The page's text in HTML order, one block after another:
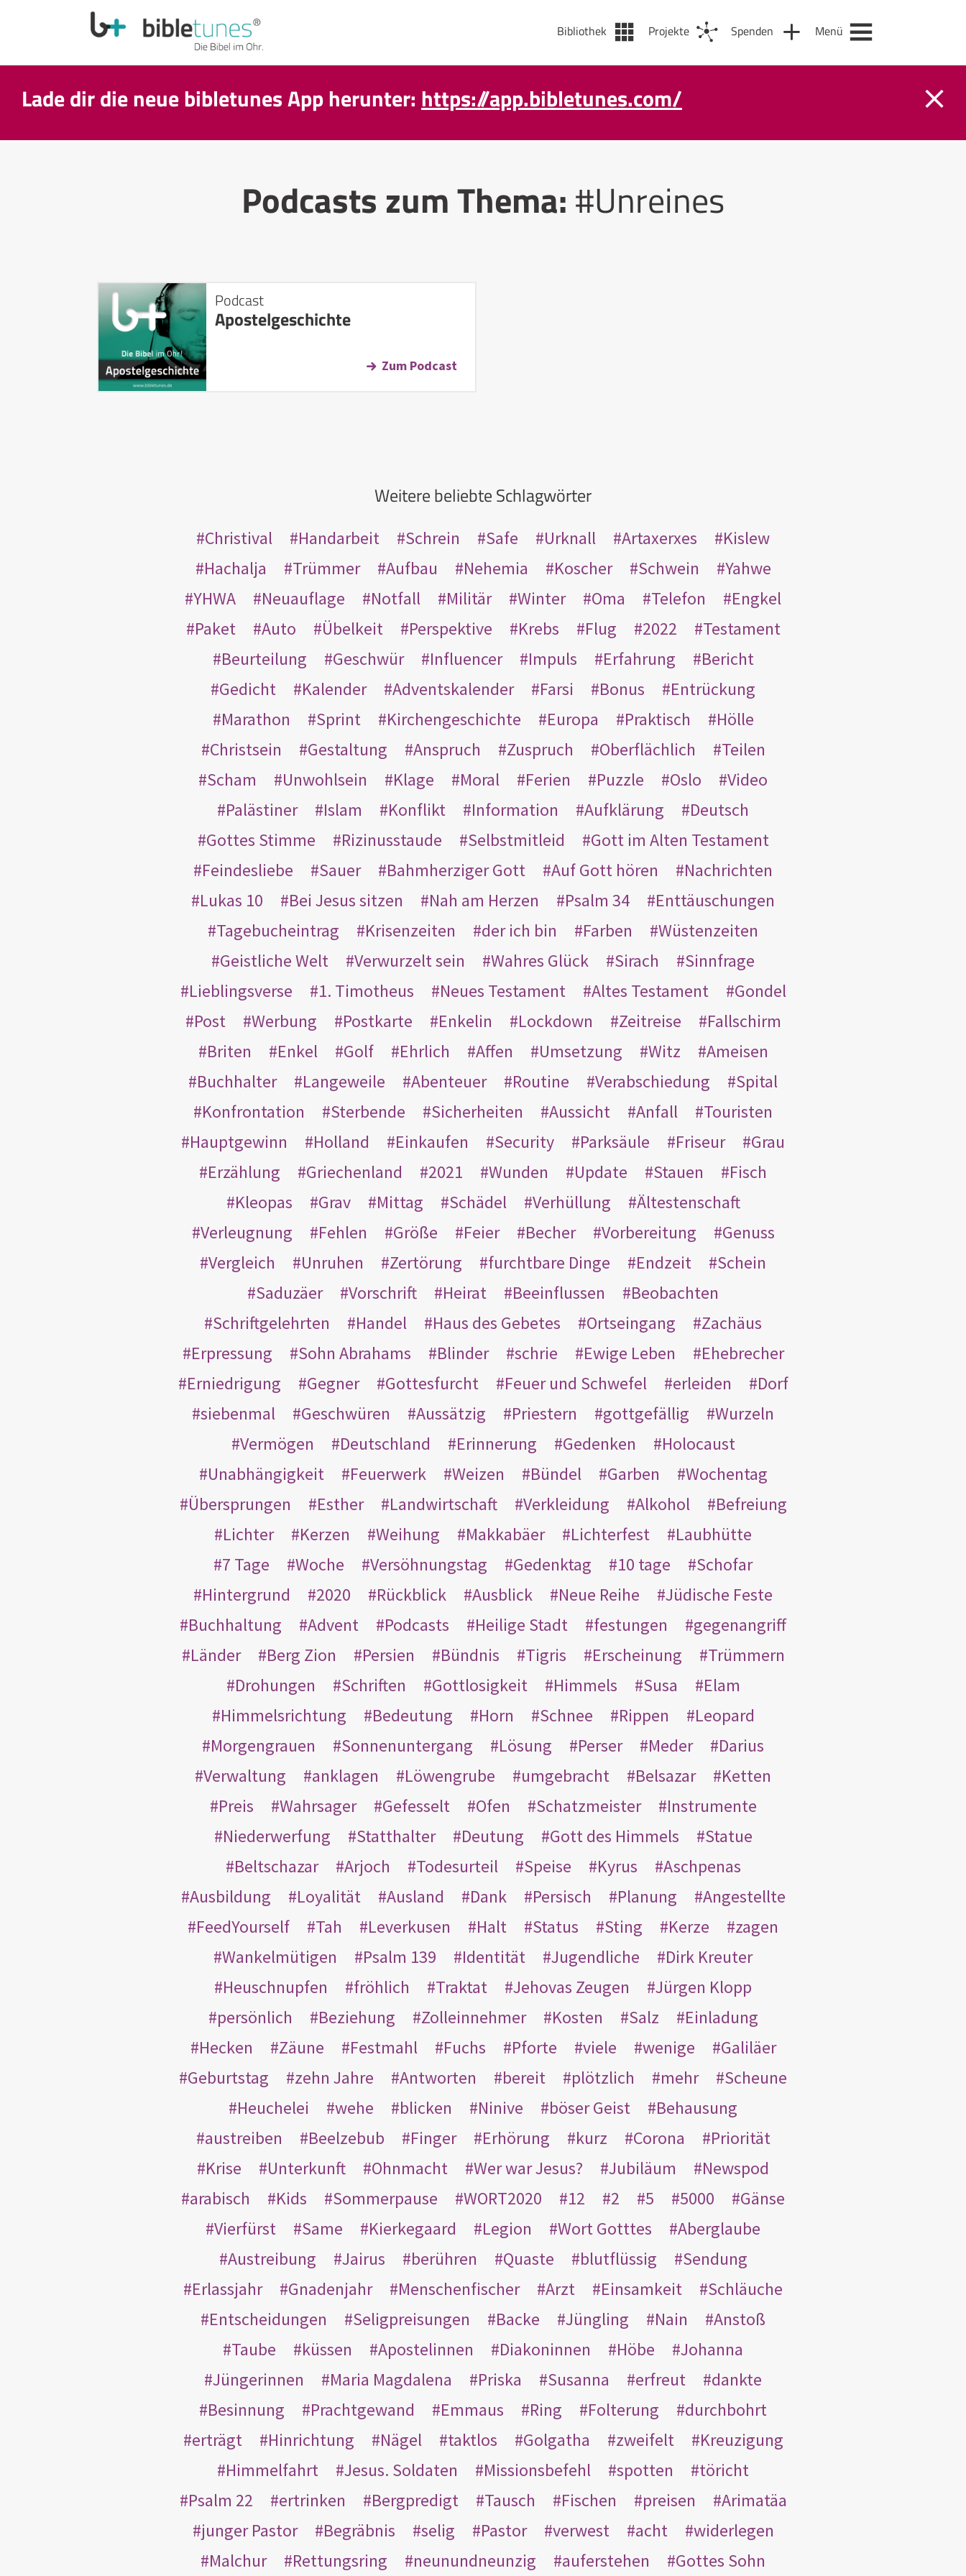
Bibliothek Projekte Spenden Menü
Lade dir die neue bibletunes App herunter: https://app.bibletunes.com/
Podcasts zum Thema:#Unreines
Podcast
Apostelgeschichte
Zum Podcast
Weitere beliebte Schlagwörter
Christival Handarbeit Schrein Safe Urknall Artaxerxes
Kislew
Hachalja
Trümmer Aufbau Nehemia Koscher Schwein
Yahwe
YHWA
Neuauflage Notfall Militär Winter Oma Telefon
Engkel
Paket
Auto Übelkeit Perspektive Krebs Flug 2022
Testament
Beurteilung
Geschwür Influencer Impuls Erfahrung
Bericht
Gedicht
Kalender Adventskalender Farsi Bonus
Entrückung
Marathon
Sprint Kirchengeschichte Europa Praktisch
Hölle
Christsein
Gestaltung Anspruch Zuspruch Oberflächlich
Teilen
Scham
Unwohlsein Klage Moral Ferien Puzzle Oslo
Video
Palästiner
Islam Konflikt Information Aufklärung
Deutsch
Gottes Stimme
Rizinusstaude Selbstmitleid
Gott im Alten Testament
Feindesliebe
Sauer Bahmherziger Gott Auf Gott hören
Nachrichten
Lukas 10
Bei Jesus sitzen Nah am Herzen Psalm 34
Enttäuschungen
Tagebucheintrag
Krisenzeiten der ich bin Farben
Wüstenzeiten
Geistliche Welt
Verwurzelt sein Wahres Glück Sirach
Sinnfrage
Lieblingsverse
1. Timotheus Neues Testament Altes Testament
Gondel
Post
Werbung Postkarte Enkelin Lockdown Zeitreise
Fallschirm
Briten
Enkel Golf Ehrlich Affen Umsetzung Witz
Ameisen
Buchhalter
Langeweile Abenteuer Routine Verabschiedung
Spital
Konfrontation
Sterbende Sicherheiten Aussicht Anfall
Touristen
Hauptgewinn
Holland Einkaufen Security Parksäule Friseur
Grau
Erzählung
Griechenland 2021 Wunden Update Stauen
Fisch
Kleopas
Grav Mittag Schädel Verhüllung
Ältestenschaft
Verleugnung
Fehlen Größe Feier Becher Vorbereitung
Genuss
Vergleich
Unruhen Zertörung furchtbare Dinge Endzeit
Schein
Saduzäer
Vorschrift Heirat Beeinflussen
Beobachten
Schriftgelehrten
Handel Haus des Gebetes Ortseingang
Zachäus
Erpressung
Sohn Abrahams Blinder schrie Ewige Leben
Ehebrecher
Erniedrigung
Gegner Gottesfurcht Feuer und Schwefel erleiden
Dorf
siebenmal
Geschwüren Aussätzig Priestern gottgefällig
Wurzeln
Vermögen
Deutschland Erinnerung Gedenken
Holocaust
Unabhängigkeit
Feuerwerk Weizen Bündel Garben
Wochentag
Übersprungen
Esther Landwirtschaft Verkleidung Alkohol
Befreiung
Lichter
Kerzen Weihung Makkabäer Lichterfest
Laubhütte
7 Tage
Woche Versöhnungstag Gedenktag 10 tage
Schofar
Hintergrund
2020 Rückblick Ausblick Neue Reihe
Jüdische Feste
Buchhaltung
Advent Podcasts Heilige Stadt festungen
gegenangriff
Länder
Berg Zion Persien Bündnis Tigris Erscheinung
Trümmern
Drohungen
Schriften Gottlosigkeit Himmels Susa
Elam
Himmelsrichtung
Bedeutung Horn Schnee Rippen
Leopard
Morgengrauen
Sonnenuntergang Lösung Perser Meder
Darius
Verwaltung
anklagen Löwengrube umgebracht Belsazar
Ketten
Preis
Wahrsager Gefesselt Ofen Schatzmeister
Instrumente
Niederwerfung
Statthalter Deutung Gott des Himmels
Statue
Beltschazar
Arjoch Todesurteil Speise Kyrus
Aschpenas
Ausbildung
Loyalität Ausland Dank Persisch Planung
Angestellte
FeedYourself
Tah Leverkusen Halt Status Sting Kerze
zagen
Wankelmütigen
Psalm 139 Identität Jugendliche
Dirk Kreuter
Heuschnupfen
fröhlich Traktat Jehovas Zeugen
Jürgen Klopp
persönlich
Beziehung Zolleinnehmer Kosten Salz
Einladung
Hecken
Zäune Festmahl Fuchs Pforte viele wenige
Galiläer
Geburtstag
zehn Jahre Antworten bereit plötzlich mehr
Scheune
Heuchelei
wehe blicken Ninive böser Geist
Behausung
austreiben
Beelzebub Finger Erhörung kurz Corona
Priorität
Krise
Unterkunft Ohnmacht Wer war Jesus? Jubiläum
Newspod
arabisch
Kids Sommerpause WORT2020 12 2 5 5000
Gänse
Vierfürst
Same Kierkegaard Legion Wort Gotttes
Aberglaube
Austreibung
Jairus berühren Quaste blutflüssig
Sendung
Erlassjahr
Gnadenjahr Menschenfischer Arzt Einsamkeit
Schläuche
Entscheidungen
Seligpreisungen Backe Jüngling Nain
Anstoß
Taube
küssen Apostelinnen Diakoninnen Höbe
Johanna
Jüngerinnen
Maria Magdalena Priska Susanna erfreut
dankte
Besinnung
Prachtgewand Emmaus Ring Folterung
durchbohrt
erträgt
Hinrichtung Nägel taktlos Golgatha zweifelt
Kreuzigung
Himmelfahrt
Jesus. Soldaten Missionsbefehl spotten
töricht
Psalm 22
ertrinken Bergpredigt Tausch Fischen preisen
Arimatäa
junger Pastor
Begräbnis selig Pastor verwest acht
widerlegen
Malchur
Rettungsring neunundneunzig auferstehen Gottes Sohn